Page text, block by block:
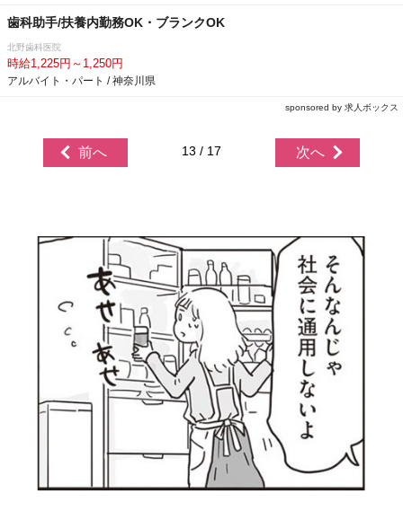
歯科助手/扶養内勤務OK・ブランクOK
北野歯科医院
時給1,225円～1,250円
アルバイト・パート / 神奈川県
sponsored by 求人ボックス
前へ 13 / 17 次へ